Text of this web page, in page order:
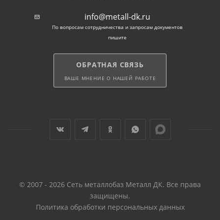
полукруглого фигурного штакетника важна для
владельцев частных домов, имеющих детей и
Цветовая гамма. Посетитель официального
сайта магазина в Лыткарино может выбрать
этом окрашенной может быть и внешняя и
Московской области
Компания «Металл ДК» имеет представительства в
info@metall-dk.ru
По вопросам сотрудничества и запросам документов
пишите
ОБРАТНАЯ СВЯЗЬ
ВАШЕ МНЕНИЕ О НАШЕЙ РАБОТЕ
© 2007 - 2026 Сеть металлобаз Металл ДК. Все права
защищены.
Политика обработки персональных данных